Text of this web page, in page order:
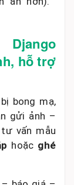
hỗ trợ
bong mạ,
gửi ảnh –
vấn mẫu
hoặc ghé